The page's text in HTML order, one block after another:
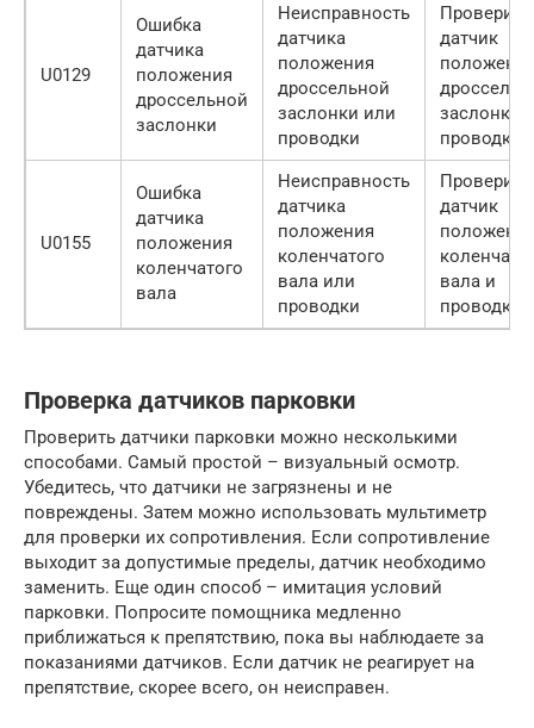
U0129
Ошибка
датчика
положения
дроссельной
заслонки
Неисправность
датчика
положения
дроссельной
заслонки или
проводки
Проверить
датчик
заслонки
проводку
U0155
Ошибка
датчика
положения
коленчатого
вала
Неисправность
датчика
положения
коленчатого
вала или
проводки
Проверить
датчик
вала и
проводку
Проверка датчиков парковки
Проверить датчики парковки можно несколькими
способами. Самый простой – визуальный осмотр.
Убедитесь, что датчики не загрязнены и не
повреждены. Затем можно использовать мультиметр
для проверки их сопротивления. Если сопротивление
выходит за допустимые пределы, датчик необходимо
заменить. Еще один способ – имитация условий
парковки. Попросите помощника медленно
приближаться к препятствию, пока вы наблюдаете за
показаниями датчиков. Если датчик не реагирует на
препятствие, скорее всего, он неисправен.